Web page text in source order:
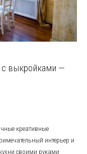
выкройками —
креативные
интерьер и
своими руками